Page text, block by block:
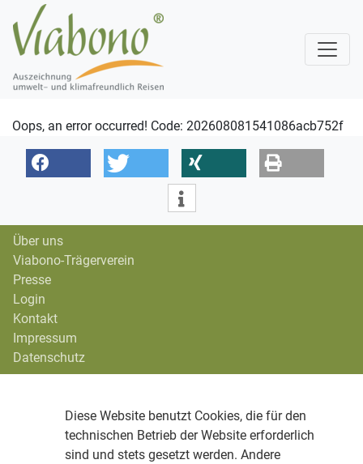
Diese Website benutzt Cookies, die für den
technischen Betrieb der Website erforderlich
sind und stets gesetzt werden. Andere
Oops, an error occurred! Code: 202608081541086acb752f
Über uns
Viabono-Trägerverein
Presse
Login
Kontakt
Impressum
Datenschutz